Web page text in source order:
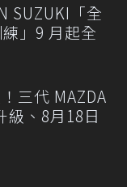
SUZUKI「全
」9 月起全
三代 MAZDA
級、8月18日